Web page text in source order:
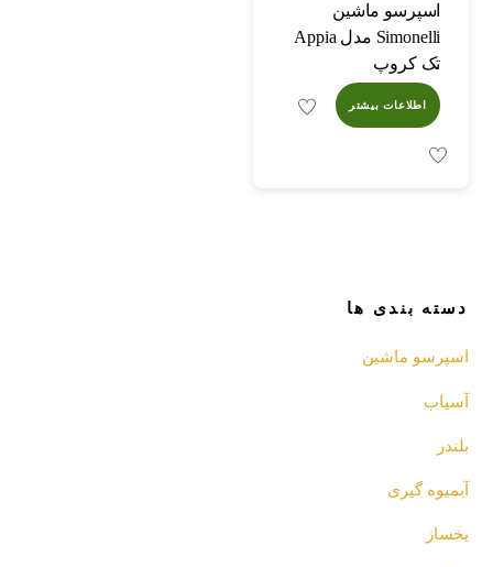
اسپرسو ماشین
Simonelli مدل Appia
تک کروپ
اطلاعات بیشتر
دسته بندی ها
اسپرسو‌ ماشین
آسیاب
بلندر
آبمیوه گیری
یخساز